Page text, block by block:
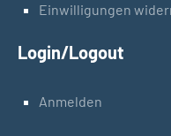
Einwilligungen
Login/Logout
Anmelden